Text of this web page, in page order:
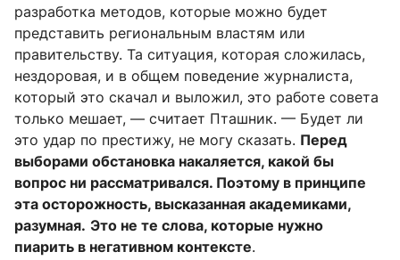
разработка методов, которые можно будет
представить региональным властям или
правительству. Та ситуация, которая сложилась,
нездоровая, и в общем поведение журналиста,
который это скачал и выложил, это работе совета
только мешает, — считает Пташник. — Будет ли
это удар по престижу, не могу сказать. Перед
выборами обстановка накаляется, какой бы
вопрос ни рассматривался. Поэтому в принципе
эта осторожность, высказанная академиками,
разумная. Это не те слова, которые нужно
пиарить в негативном контексте.